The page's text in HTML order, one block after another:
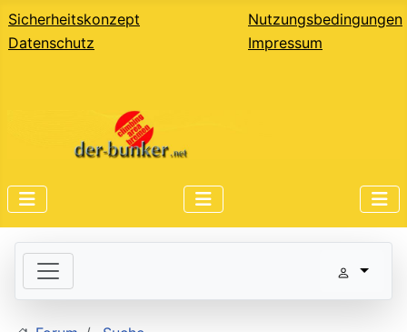
Sicherheitskonzept
Nutzungsbedingungen
Datenschutz
Impressum